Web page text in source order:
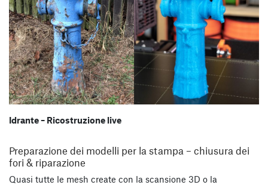
Idrante – Ricostruzione live
Preparazione dei modelli per la stampa – chiusura dei
fori & riparazione
Quasi tutte le mesh create con la scansione 3D o la